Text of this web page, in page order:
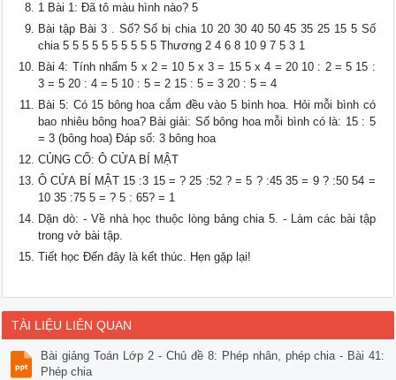
1 Bài 1: Đã tô màu hình nào? 5
Bài tập Bài 3 . Số? Số bị chia 10 20 30 40 50 45 35 25 15 5 Số
chia 5 5 5 5 5 5 5 5 5 5 Thương 2 4 6 8 10 9 7 5 3 1
Bài 4: Tính nhẩm 5 x 2 = 10 5 x 3 = 15 5 x 4 = 20 10 : 2 = 5 15 :
3 = 5 20 : 4 = 5 10 : 5 = 2 15 : 5 = 3 20 : 5 = 4
Bài 5: Có 15 bông hoa cắm đều vào 5 bình hoa. Hỏi mỗi bình có
bao nhiêu bông hoa? Bài giải: Số bông hoa mỗi bình có là: 15 : 5
= 3 (bông hoa) Đáp số: 3 bông hoa
CỦNG CỐ: Ô CỬA BÍ MẬT
Ô CỬA BÍ MẬT 15 :3 15 = ? 25 :52 ? = 5 ? :45 35 = 9 ? :50 54 =
10 35 :75 5 = ? 5 : 65? = 1
Dặn dò: - Về nhà học thuộc lòng bảng chia 5. - Làm các bài tập
trong vở bài tập.
Tiết học Đến đây là kết thúc. Hẹn gặp lại!
TÀI LIỆU LIÊN QUAN
Bài giảng Toán Lớp 2 - Chủ đề 8: Phép nhân, phép chia - Bài 41:
Phép chia